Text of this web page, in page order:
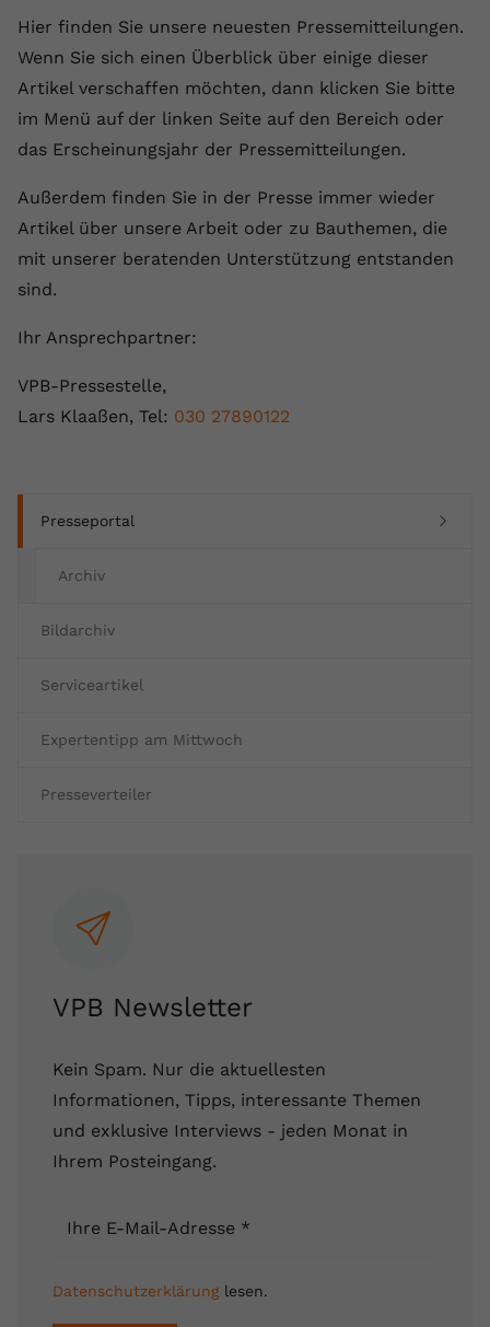
Presseportal
Archiv
Bildarchiv
Serviceartikel
Expertentipp am Mittwoch
Presseverteiler
VPB Newsletter
Kein Spam. Nur die aktuellesten
Informationen, Tipps, interessante Themen
und exklusive Interviews - jeden Monat in
Ihrem Posteingang.
Ihre E-Mail-Adresse *
Datenschutzerklärunglesen.
Hier finden Sie unsere neuesten Pressemitteilungen.
Wenn Sie sich einen Überblick über einige dieser
Artikel verschaffen möchten, dann klicken Sie bitte
im Menü auf der linken Seite auf den Bereich oder
das Erscheinungsjahr der Pressemitteilungen.
Außerdem finden Sie in der Presse immer wieder
Artikel über unsere Arbeit oder zu Bauthemen, die
mit unserer beratenden Unterstützung entstanden
sind.
Ihr Ansprechpartner:
VPB-Pressestelle,
Lars Klaaßen, Tel: 030 27890122